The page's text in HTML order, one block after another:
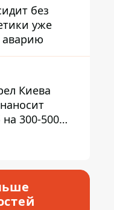
без
уже
Киева
300-500